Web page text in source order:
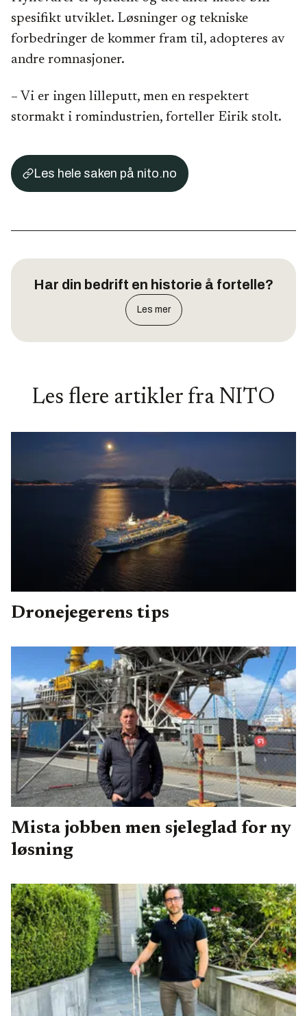
spesifikt utviklet. Løsninger og tekniske
forbedringer de kommer fram til, adopteres av
andre romnasjoner.
– Vi er ingen lilleputt, men en respektert
stormakt i romindustrien, forteller Eirik stolt.
Les hele saken på nito.no
Har din bedrift en historie å fortelle?
Les mer
Les flere artikler fra NITO
Dronejegerens tips
Mista jobben men sjeleglad for ny
løsning